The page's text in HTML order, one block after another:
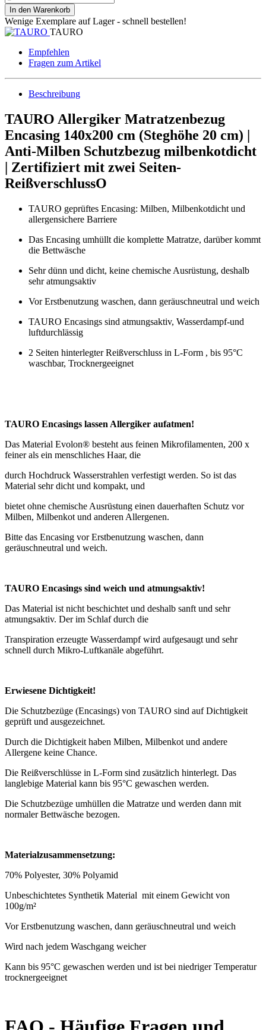
In den Warenkorb
Wenige Exemplare auf Lager - schnell bestellen!
TAURO
Empfehlen
Fragen zum Artikel
Beschreibung
TAURO Allergiker Matratzenbezug
Encasing 140x200 cm (Steghöhe 20 cm) |
Anti-Milben Schutzbezug milbenkotdicht
| Zertifiziert mit zwei Seiten-
ReißverschlussO
TAURO geprüftes Encasing: Milben, Milbenkotdicht und
allergensichere Barriere
Das Encasing umhüllt die komplette Matratze, darüber kommt
die Bettwäsche
Sehr dünn und dicht, keine chemische Ausrüstung, deshalb
sehr atmungsaktiv
Vor Erstbenutzung waschen, dann geräuschneutral und weich
TAURO Encasings sind atmungsaktiv, Wasserdampf-und
luftdurchlässig
2 Seiten hinterlegter Reißverschluss in L-Form , bis 95°C
waschbar, Trocknergeeignet
TAURO Encasings lassen Allergiker aufatmen!
Das Material Evolon® besteht aus feinen Mikrofilamenten, 200 x
feiner als ein menschliches Haar, die
durch Hochdruck Wasserstrahlen verfestigt werden. So ist das
Material sehr dicht und kompakt, und
bietet ohne chemische Ausrüstung einen dauerhaften Schutz vor
Milben, Milbenkot und anderen Allergenen.
Bitte das Encasing vor Erstbenutzung waschen, dann
geräuschneutral und weich.
TAURO Encasings sind weich und atmungsaktiv!
Das Material ist nicht beschichtet und deshalb sanft und sehr
atmungsaktiv. Der im Schlaf durch die
Transpiration erzeugte Wasserdampf wird aufgesaugt und sehr
schnell durch Mikro-Luftkanäle abgeführt.
Erwiesene Dichtigkeit!
Die Schutzbezüge (Encasings) von TAURO sind auf Dichtigkeit
geprüft und ausgezeichnet.
Durch die Dichtigkeit haben Milben, Milbenkot und andere
Allergene keine Chance.
Die Reißverschlüsse in L-Form sind zusätzlich hinterlegt. Das
langlebige Material kann bis 95°C gewaschen werden.
Die Schutzbezüge umhüllen die Matratze und werden dann mit
normaler Bettwäsche bezogen.
Materialzusammensetzung:
70% Polyester, 30% Polyamid
Unbeschichtetes Synthetik Material mit einem Gewicht von
100g/m²
Vor Erstbenutzung waschen, dann geräuschneutral und weich
Wird nach jedem Waschgang weicher
Kann bis 95°C gewaschen werden und ist bei niedriger Temperatur
trocknergeeignet